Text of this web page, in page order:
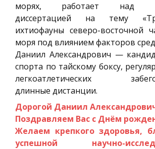
морях, работает над
диссертацией на тему
ихтиофауны северо-восточной
моря под влиянием факторов
Даниил Александрович —
спорта по тайскому боксу,
легкоатлетических
длинные дистанции.
Дорогой Даниил
Поздравляем Вас с Днём
Желаем крепкого здоровья,
успешной научно-